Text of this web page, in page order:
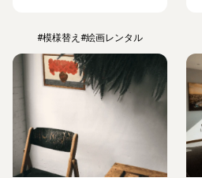
#模様替え #絵画レンタル